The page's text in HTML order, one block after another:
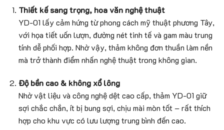
Thiết kế sang trọng, hoa văn nghệ thuật
YD-01 lấy cảm hứng từ phong cách mỹ thuật phương Tây,
với họa tiết uốn lượn, đường nét tinh tế và gam màu trung
tính dễ phối hợp. Nhờ vậy, thảm không đơn thuần làm nền
mà trở thành điểm nhấn nghệ thuật trong không gian.
Độ bền cao & không xổ lông
Nhờ vật liệu và công nghệ dệt cao cấp, thảm YD-01 giữ
sợi chắc chắn, ít bị bung sợi, chịu mài mòn tốt – rất thích
hợp cho khu vực có lưu lượng trung bình đến cao.